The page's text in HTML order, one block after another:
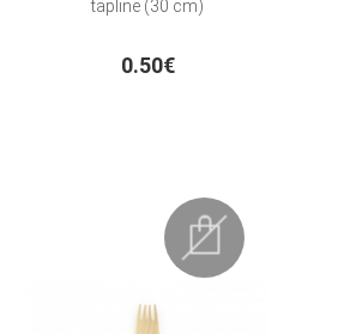
täpline (30 cm)
0.50€